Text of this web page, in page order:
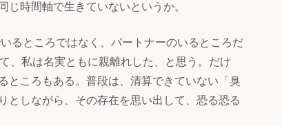
時間軸で生きていないというか。
るところではなく、パートナーのいるところだ
、私は名実ともに親離れした、と思う。だけ
ところもある。普段は、清算できていない「臭
としながら、その存在を思い出して、恐る恐る